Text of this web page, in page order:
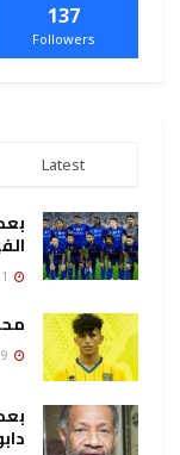
137
Followers
Latest